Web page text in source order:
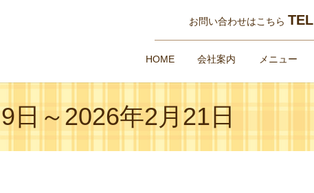
お問い合わせはこちら TEL
HOME 会社案内 メニュー
日～2026年2月21日